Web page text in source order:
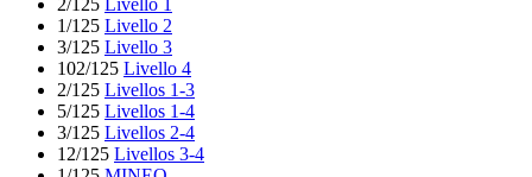
2/125 Livello 1
1/125 Livello 2
3/125 Livello 3
102/125 Livello 4
2/125 Livellos 1-3
5/125 Livellos 1-4
3/125 Livellos 2-4
12/125 Livellos 3-4